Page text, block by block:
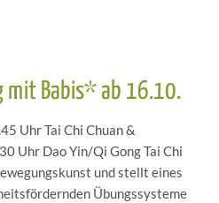
mit Babis* ab 16.10.
Uhr Tai Chi Chuan &
Uhr Dao Yin/Qi Gong Tai Chi
und stellt eines
Übungssysteme